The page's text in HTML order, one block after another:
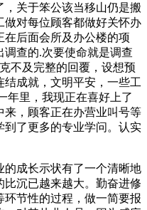
关于笨公该当移山仍是搬
对每位顾客都做好关怀办
后面会所及办公楼的项
调查的.次要使命就是调查
不及完整的回覆，设想预
成就，文明平安，一些工
年里，我现正在喜好上了
，顾客正在办营业叫号等
了更多的专业学问。认实
成长示状有了一个清晰地
沉已越来越大。勤奋进修
节性的过程，做一简要报